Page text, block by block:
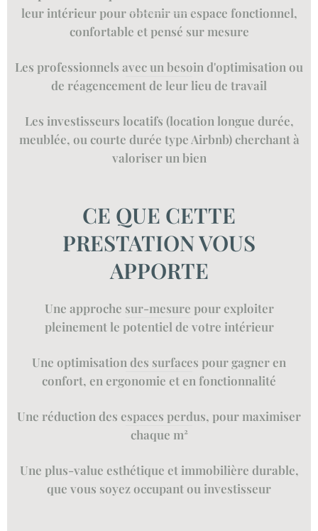
leur intérieur pour obtenir un espace fonctionnel,
confortable et pensé sur mesure
Les professionnels avec un besoin d'optimisation ou
de réagencement de leur lieu de travail
Les investisseurs locatifs (location longue durée,
meublée, ou courte durée type Airbnb) cherchant à
valoriser un bien
CE QUE CETTE
PRESTATION VOUS
APPORTE
Une approche sur-mesure pour exploiter
pleinement le potentiel de votre intérieur
Une optimisation des surfaces pour gagner en
confort, en ergonomie et en fonctionnalité
Une réduction des espaces perdus, pour maximiser
chaque m²
Une plus-value esthétique et immobilière durable,
que vous soyez occupant ou investisseur